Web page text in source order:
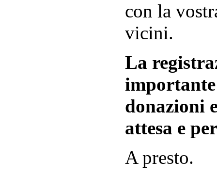
con la
vicini.
La
donazioni
attesa e
A presto.